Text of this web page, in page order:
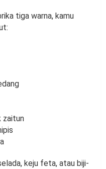
tiga warna, kamu
zaitun
keju feta, atau biji-